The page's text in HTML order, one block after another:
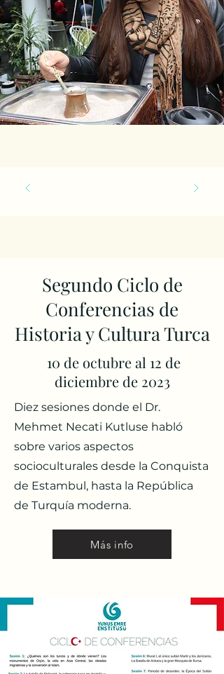
Segundo Ciclo de
Conferencias de
Historia y Cultura Turca
10 de octubre al 12 de
diciembre de 2023
Diez sesiones donde el Dr.
Mehmet Necati Kutluse habló
sobre varios aspectos
socioculturales desde la Conquista
de Estambul, hasta la República
de Turquía moderna.
Más info